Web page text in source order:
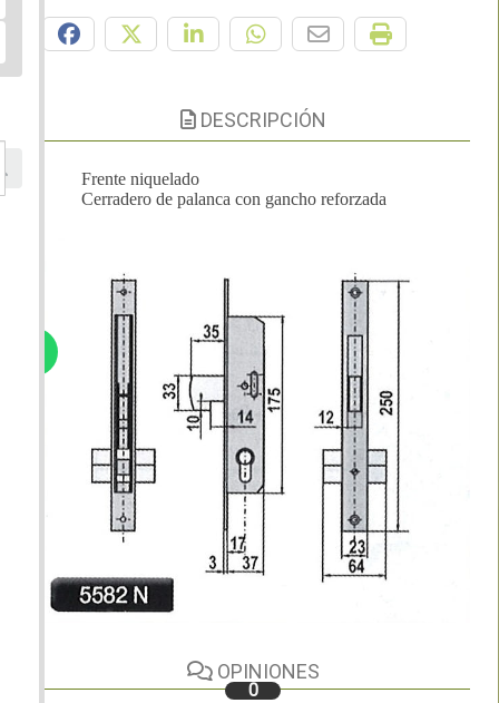
DESCRIPCIÓN
Frente niquelado
Cerradero de palanca con gancho reforzada
OPINIONES
0